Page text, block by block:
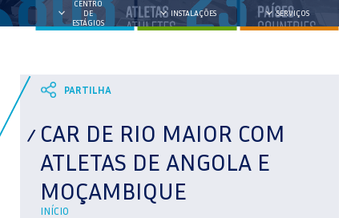
CENTRO
DE
ESTÁGIOS
INSTALAÇÕES SERVIÇOS
CAR DE RIO MAIOR COM
ATLETAS DE ANGOLA E
MOÇAMBIQUE
INÍCIO